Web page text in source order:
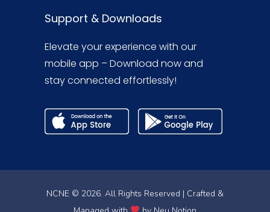
Support & Downloads
Elevate your experience with our
mobile app – Download now and
stay connected effortlessly!
NCNE © 2026. All Rights Reserved | Crafted &